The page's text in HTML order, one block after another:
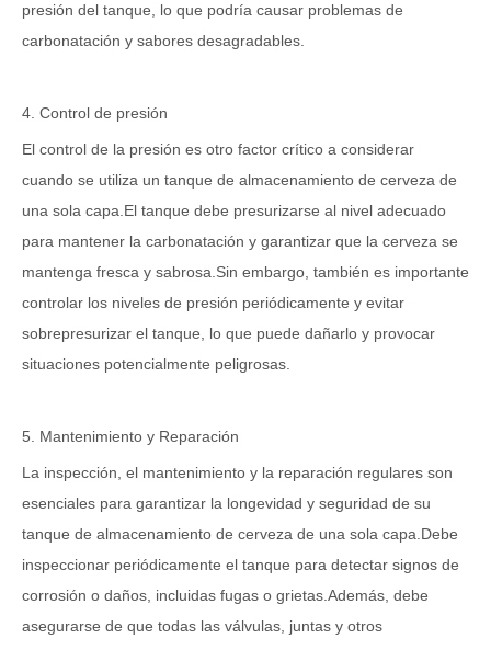
presión del tanque, lo que podría causar problemas de
carbonatación y sabores desagradables.
4. Control de presión
El control de la presión es otro factor crítico a considerar
cuando se utiliza un tanque de almacenamiento de cerveza de
una sola capa.El tanque debe presurizarse al nivel adecuado
para mantener la carbonatación y garantizar que la cerveza se
mantenga fresca y sabrosa.Sin embargo, también es importante
controlar los niveles de presión periódicamente y evitar
sobrepresurizar el tanque, lo que puede dañarlo y provocar
situaciones potencialmente peligrosas.
5. Mantenimiento y Reparación
La inspección, el mantenimiento y la reparación regulares son
esenciales para garantizar la longevidad y seguridad de su
tanque de almacenamiento de cerveza de una sola capa.Debe
inspeccionar periódicamente el tanque para detectar signos de
corrosión o daños, incluidas fugas o grietas.Además, debe
asegurarse de que todas las válvulas, juntas y otros